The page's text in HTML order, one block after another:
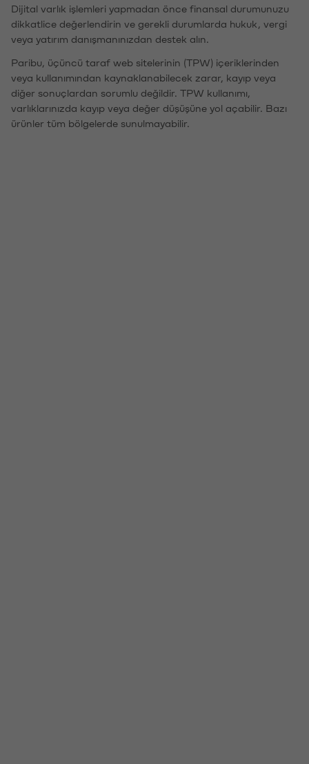
Dijital varlık işlemleri yapmadan önce finansal durumunuzu
dikkatlice değerlendirin ve gerekli durumlarda hukuk, vergi
veya yatırım danışmanınızdan destek alın.
Paribu, üçüncü taraf web sitelerinin (TPW) içeriklerinden
veya kullanımından kaynaklanabilecek zarar, kayıp veya
diğer sonuçlardan sorumlu değildir. TPW kullanımı,
varlıklarınızda kayıp veya değer düşüşüne yol açabilir. Bazı
ürünler tüm bölgelerde sunulmayabilir.